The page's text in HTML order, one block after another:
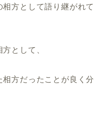
方として語り継がれて
として、
方だったことが良く分